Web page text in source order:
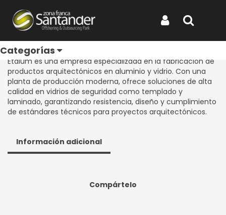
Categorías
ETALUM ZFS SAS
REF: ETALUM ZFS SAS
Etalum es una empresa especializada en la fabricación de
productos arquitectónicos en aluminio y vidrio. Con una
planta de producción moderna, ofrece soluciones de alta
calidad en vidrios de seguridad como templado y
laminado, garantizando resistencia, diseño y cumplimiento
de estándares técnicos para proyectos arquitectónicos.
Información adicional
Compártelo